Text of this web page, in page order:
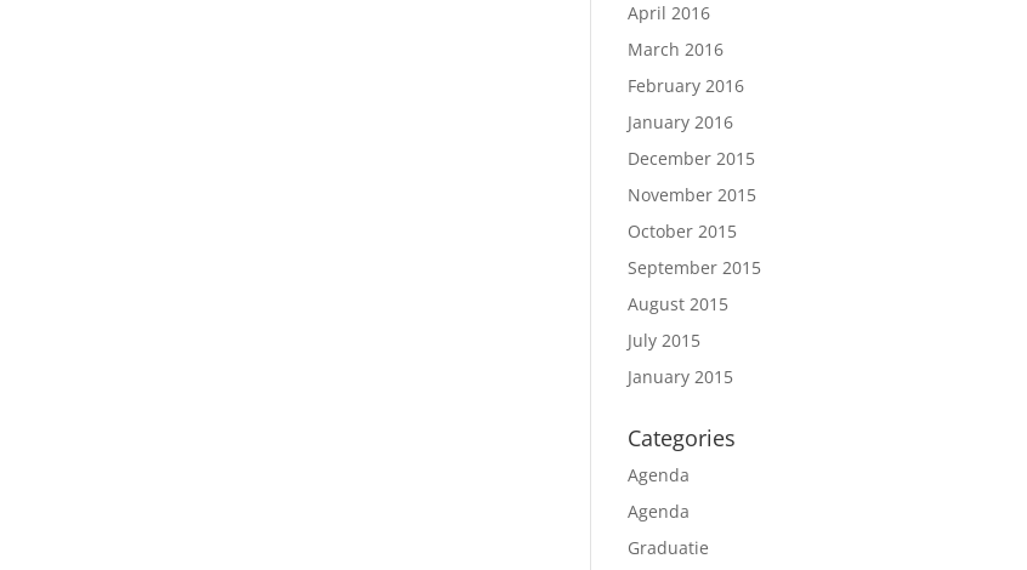
April 2016
March 2016
February 2016
January 2016
December 2015
November 2015
October 2015
September 2015
August 2015
July 2015
January 2015
Categories
Agenda
Agenda
Graduatie